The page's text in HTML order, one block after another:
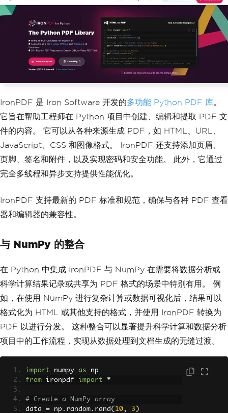
IronPDF 是 Iron Software 开发的多功能 Python PDF 库。
它旨在帮助工程师在 Python 项目中创建、编辑和提取 PDF 文
件的内容。 它可以从各种来源生成 PDF，如 HTML、URL、
JavaScript、CSS 和图像格式。 IronPDF 还支持添加页眉、
页脚、签名和附件，以及实现密码和安全功能。 此外，它通过
完全多线程和异步支持提供性能优化。
IronPDF 支持最新的 PDF 标准和规范，确保与各种 PDF 查看
器和编辑器的兼容性。
与 NumPy 的整合
在 Python 中集成 IronPDF 与 NumPy 在需要将数据分析或
科学计算结果记录或共享为 PDF 格式的场景中特别有用。 例
如，在使用 NumPy 进行复杂计算或数据可视化后，结果可以
格式化为 HTML 或其他支持的格式，并使用 IronPDF 转换为
PDF 以进行分发。 这种整合可以显著提升科学计算和数据分析
项目中的工作流程，实现从数据处理到文档生成的无缝过渡。
import numpy as np
from ironpdf import *
# Create a NumPy array
data = np . random . rand ( 10, 3 )